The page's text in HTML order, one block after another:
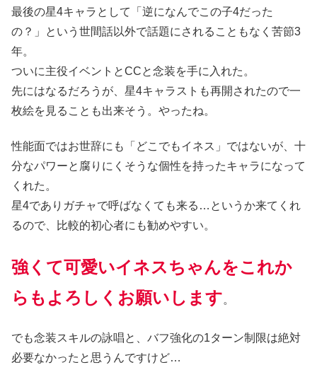
最後の星4キャラとして「逆になんでこの子4だった
の？」という世間話以外で話題にされることもなく苦節3
年。
ついに主役イベントとCCと念装を手に入れた。
先にはなるだろうが、星4キャラストも再開されたので一
枚絵を見ることも出来そう。やったね。
性能面ではお世辞にも「どこでもイネス」ではないが、十
分なパワーと腐りにくそうな個性を持ったキャラになって
くれた。
星4でありガチャで呼ばなくても来る…というか来てくれ
るので、比較的初心者にも勧めやすい。
強くて可愛いイネスちゃんをこれか
らもよろしくお願いします。
でも念装スキルの詠唱と、バフ強化の1ターン制限は絶対
必要なかったと思うんですけど…